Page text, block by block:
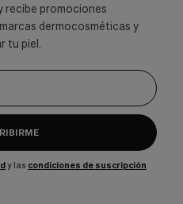
recibe promociones
dermocosméticas y
tu piel.
y las condiciones de suscripción